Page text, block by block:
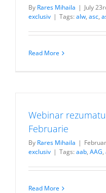
By Rares Mihaila | July
exclusiv | Tags: alw, asc,
Read More
Webinar
Februarie
By Rares Mihaila |
exclusiv | Tags: aab, AAG,
Read More